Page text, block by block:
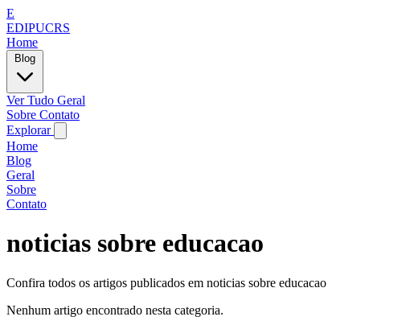
E
EDIPUCRS
Home
Ver Tudo Geral
Sobre Contato
Explorar
Home
Blog
Geral
Sobre
Contato
noticias sobre educacao
Confira todos os artigos publicados em noticias sobre educacao
Nenhum artigo encontrado nesta categoria.